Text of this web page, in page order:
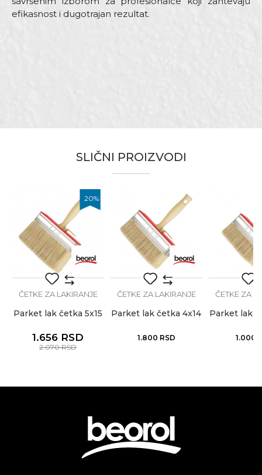
efikasnost i dugotrajan rezultat.
Bristle mix standard
Parketari, Stolari
Brendovi
Anti-spam zaštita - izračunajte koliko je 2 + 3 :
POŠALJI
SLIČNI PROIZVODI
20%
ČETKE ZA LAKIRANJE
Parket lak četka 5x15
1.656 RSD
2.070RSD
ČETKE ZA LAKIRANJE
Parket lak četka 4x14
1.800 RSD
ČETKE ZA
Parket lak
1.000